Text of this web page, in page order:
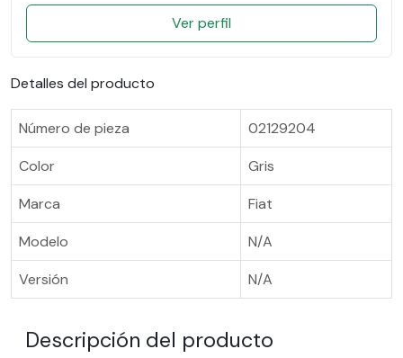
Ver perfil
Detalles del producto
Número de pieza
02129204
Color
Gris
Marca
Fiat
Modelo
N/A
Versión
N/A
Descripción del producto